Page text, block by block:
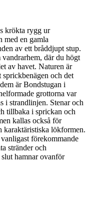
krökta rygg ur
med en gamla
av ett bråddjupt stup.
där du högt
av havet. Naturen är
och det
är Bondstugan i
grottorna var
i strandlinjen. Stenar och
tillbaka i sprickan och
kallas också för
karaktäristiska lökformen.
förekommande
stränder och
hamnar ovanför